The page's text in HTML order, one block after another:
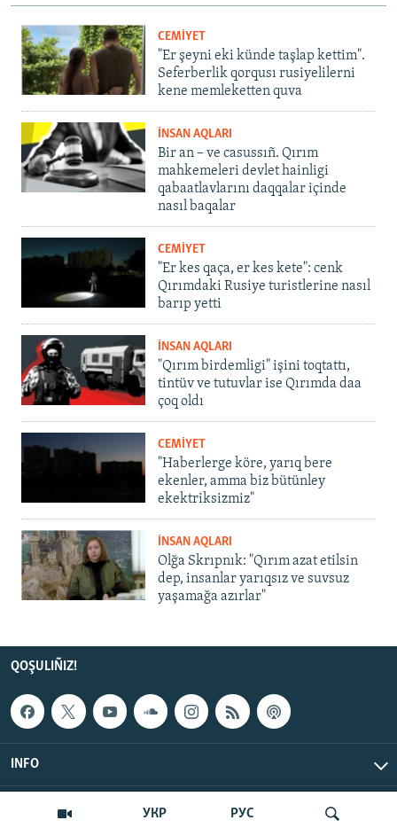
УКР РУС
CEMİYET
"Er şeyni eki künde taşlap kettim".
Seferberlik qorqusı rusiyelilerni
kene memleketten quva
İNSAN AQLARI
Bir an – ve casussıñ. Qırım
mahkemeleri devlet hainligi
qabaatlavlarını daqqalar içinde
nasıl baqalar
CEMİYET
"Er kes qaça, er kes kete": cenk
Qırımdaki Rusiye turistlerine nasıl
barıp yetti
İNSAN AQLARI
"Qırım birdemligi" işini toqtattı,
tintüv ve tutuvlar ise Qırımda daa
çoq oldı
CEMİYET
"Haberlerge köre, yarıq bere
ekenler, amma biz bütünley
ekektriksizmiz"
İNSAN AQLARI
Olğa Skrıpnık: "Qırım azat etilsin
dep, insanlar yarıqsız ve suvsuz
yaşamağa azırlar"
QOŞULIÑIZ!
INFO
© Qırım.Aqiqat, 2026 | All Rights Reserved.